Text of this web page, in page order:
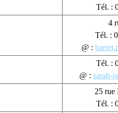
Tél. :
4
Tél. :
@ :
Tél. :
@ : sarah-
25 rue
Tél. :